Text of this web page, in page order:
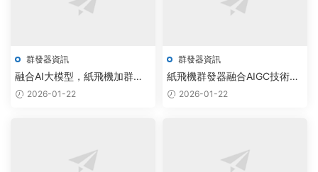
群發器資訊
融合AI大模型，紙飛機加群助
手實現90%社群任務自動化調
2026-01-22
群發器資訊
紙飛機群發器融合AIGC技術，
實現智能調度與雲原生自動化
2026-01-22